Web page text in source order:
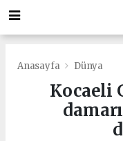
Anasayfa Dünya
Kocaeli